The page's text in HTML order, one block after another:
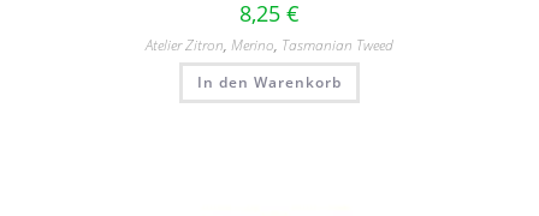
8,25 €
Atelier Zitron, Merino, Tasmanian Tweed
In den Warenkorb